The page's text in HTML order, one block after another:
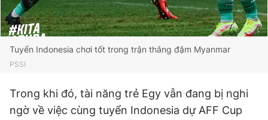
Tuyển Indonesia chơi tốt trong trận thắng đậm Myanmar
PSSI
Trong khi đó, tài năng trẻ Egy vẫn đang bị nghi
ngờ về việc cùng tuyển Indonesia dự AFF Cup